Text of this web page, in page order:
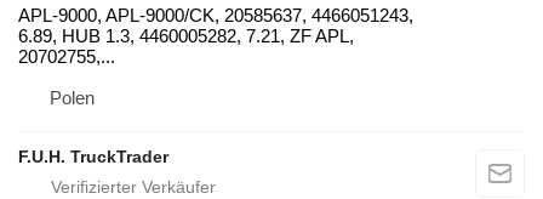
APL-9000, APL-9000/CK, 20585637, 4466051243,
6.89, HUB 1.3, 4460005282, 7.21, ZF APL,
20702755,...
Polen
F.U.H. TruckTrader